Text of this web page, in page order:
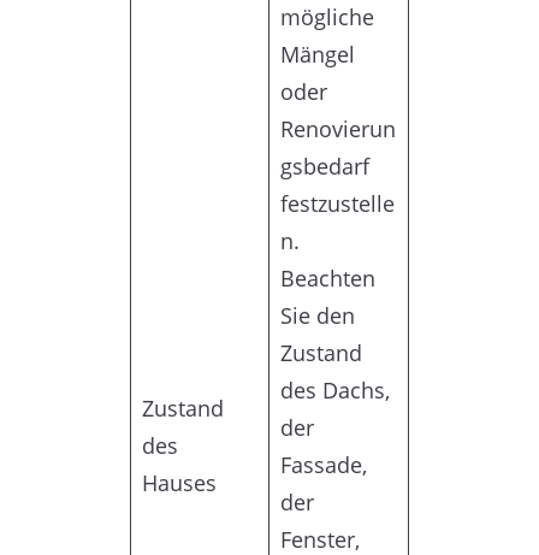
Zustand
des
Hauses
mögliche
Mängel
oder
Renovierun
gsbedarf
festzustelle
n.
Beachten
Sie den
Zustand
des Dachs,
der
Fassade,
der
Fenster,